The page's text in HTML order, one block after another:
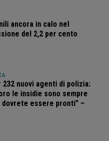
ancora in calo nel
del 2,2 per cento
232 nuovi agenti di polizia:
le insidie sono sempre
dovrete essere pronti” –